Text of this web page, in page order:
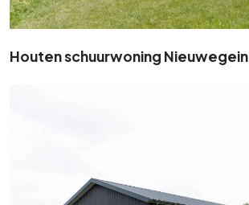
Houten schuurwoning Nieuwegein